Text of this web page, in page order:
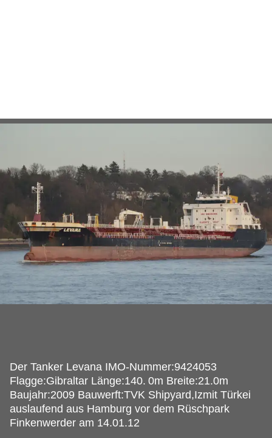
Der Tanker Levana IMO-Nummer:9424053
Flagge:Gibraltar Länge:140. 0m Breite:21.0m
Baujahr:2009 Bauwerft:TVK Shipyard,Izmit Türkei
auslaufend aus Hamburg vor dem Rüschpark
Finkenwerder am 14.01.12